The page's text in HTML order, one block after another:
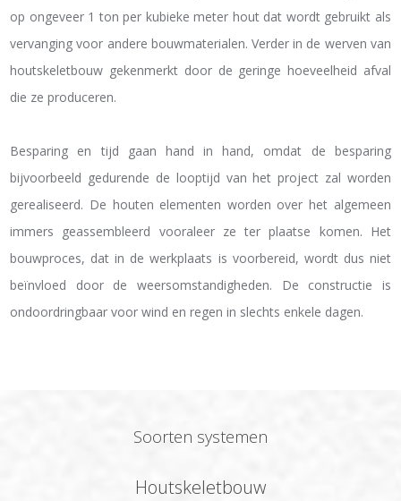
op ongeveer 1 ton per kubieke meter hout dat wordt gebruikt als
vervanging voor andere bouwmaterialen. Verder in de werven van
houtskeletbouw gekenmerkt door de geringe hoeveelheid afval
die ze produceren.
Besparing en tijd gaan hand in hand, omdat de besparing
bijvoorbeeld gedurende de looptijd van het project zal worden
gerealiseerd. De houten elementen worden over het algemeen
immers geassembleerd vooraleer ze ter plaatse komen. Het
bouwproces, dat in de werkplaats is voorbereid, wordt dus niet
beïnvloed door de weersomstandigheden. De constructie is
ondoordringbaar voor wind en regen in slechts enkele dagen.
Soorten systemen
Houtskeletbouw